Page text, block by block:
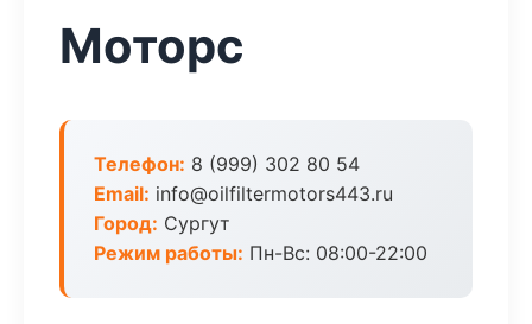
Моторс
Телефон: 8 (999) 302 80 54
Email: info@oilfiltermotors443.ru
Город: Сургут
Режим работы: Пн-Вс: 08:00-22:00